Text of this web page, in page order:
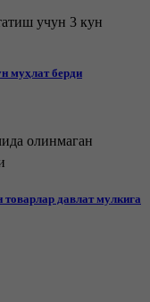
муҳлат берди
давлат мулкига